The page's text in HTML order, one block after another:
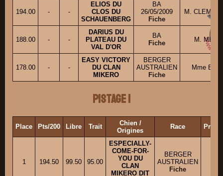
194.00 - -
ELIOS DU
CLOS DU
SCHAUENBERG
BA
26/05/2009
Fiche
M.
188.00 - -
DARIUS DU
PLATEAU DU
VAL D'OR
BA
Fiche
M.
178.00 - -
EASY VICTORY
DU CLAN
MIKERO
BERGER
AUSTRALIEN
Fiche
Mme
Pistage 1
Place Pts/200 Libre Trait
Chien /
Origines
Race
1 194.50 99.50 95.00
ESPECIALLY-
COME-FOR-
YOU DU
CLAN
MIKERO DIT
BERGER
AUSTRALIEN
Fiche